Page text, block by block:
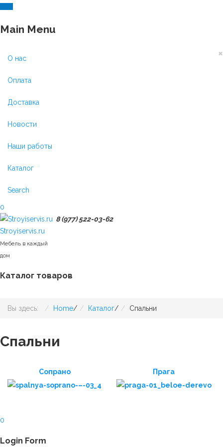
Main Menu
×
О нас
Оплата
Доставка
Новости
Наши работы
Каталог
Search
0
Stroyiservis.ru
Мебель в каждый
дом
8 (977) 522-03-62
Каталог товаров
Вы здесь: Home/ Каталог/ Спальни
Спальни
Сопрано Прага
0
Login Form